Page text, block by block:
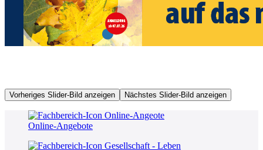
Vorheriges Slider-Bild anzeigen Nächstes Slider-Bild anzeigen
Online-Angebote